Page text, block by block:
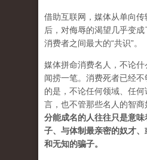
借助互联网，媒体从单向
后，对侮辱的渴望几乎变
消费者之间最大的“共识”。
媒体拼命消费名人，不论什
闻捞一笔。消费死者已经
的是，不论任何领域、任
言，也不管那些名人的智商
分能成名的人往往只是意
子、与体制最亲密的奴才
和无知的骗子。